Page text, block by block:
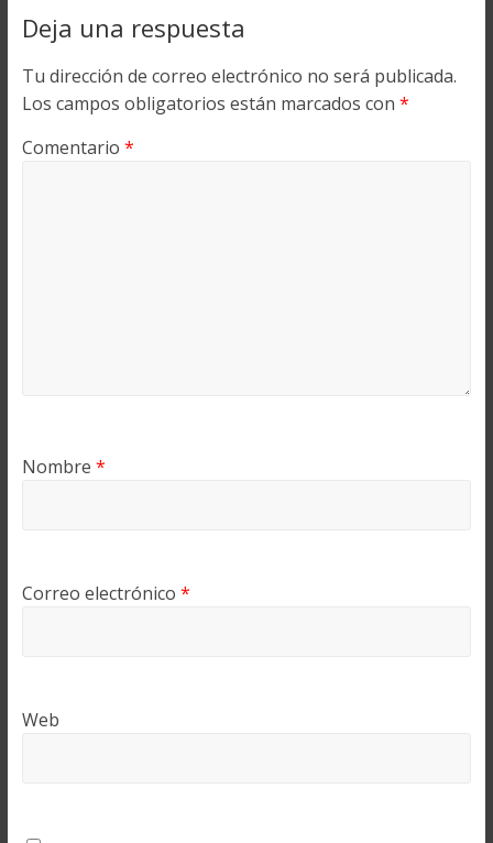
Deja una respuesta
Tu dirección de correo electrónico no será publicada.
Los campos obligatorios están marcados con *
Comentario *
Nombre *
Correo electrónico *
Web